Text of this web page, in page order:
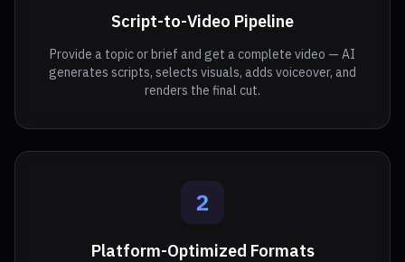
Script-to-Video Pipeline
Provide a topic or brief and get a complete video — AI
generates scripts, selects visuals, adds voiceover, and
renders the final cut.
2
Platform-Optimized Formats